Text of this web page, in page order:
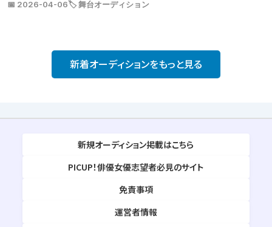
📅 2026-04-06🏷️ 舞台オーディション
新着オーディションをもっと見る
新規オーディション掲載はこちら
PICUP！俳優女優志望者必見のサイト
免責事項
運営者情報